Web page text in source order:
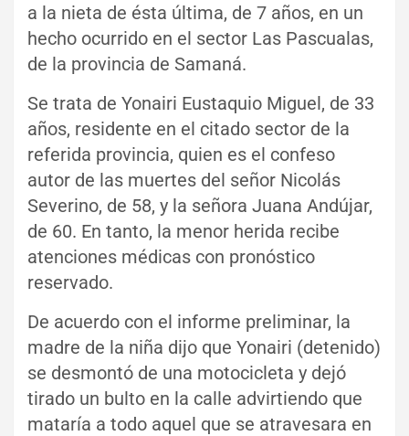
a la nieta de ésta última, de 7 años, en un
hecho ocurrido en el sector Las Pascualas,
de la provincia de Samaná.
Se trata de Yonairi Eustaquio Miguel, de 33
años, residente en el citado sector de la
referida provincia, quien es el confeso
autor de las muertes del señor Nicolás
Severino, de 58, y la señora Juana Andújar,
de 60. En tanto, la menor herida recibe
atenciones médicas con pronóstico
reservado.
De acuerdo con el informe preliminar, la
madre de la niña dijo que Yonairi (detenido)
se desmontó de una motocicleta y dejó
tirado un bulto en la calle advirtiendo que
mataría a todo aquel que se atravesara en